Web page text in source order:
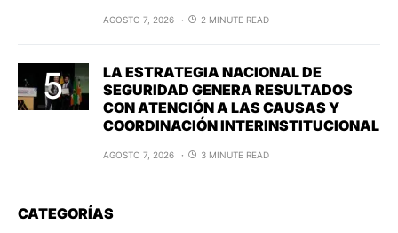
AGOSTO 7, 2026 2 MINUTE READ
LA ESTRATEGIA NACIONAL DE
SEGURIDAD GENERA RESULTADOS
CON ATENCIÓN A LAS CAUSAS Y
COORDINACIÓN INTERINSTITUCIONAL
AGOSTO 7, 2026 3 MINUTE READ
CATEGORÍAS